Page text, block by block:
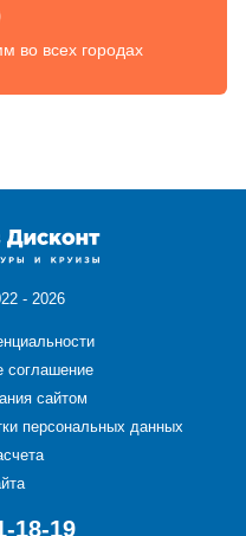
во всех городах
- 2026
соглашение
сайтом
персональных данных
18-19